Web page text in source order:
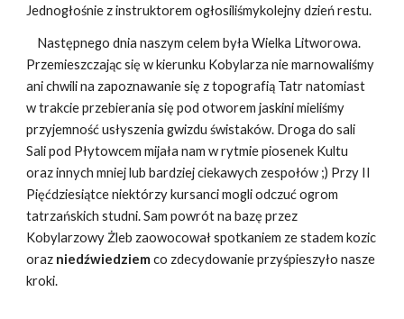
Jednogłośnie z instruktorem ogłosiliśmykolejny dzień restu.
Następnego dnia naszym celem była Wielka Litworowa.
Przemieszczając się w kierunku Kobylarza nie marnowaliśmy
ani chwili na zapoznawanie się z topografią Tatr natomiast
w trakcie przebierania się pod otworem jaskini mieliśmy
przyjemność usłyszenia gwizdu świstaków. Droga do sali
Sali pod Płytowcem mijała nam w rytmie piosenek Kultu
oraz innych mniej lub bardziej ciekawych zespołów ;­) Przy II
Pięćdziesiątce niektórzy kursanci mogli odczuć ogrom
tatrzańskich studni. Sam powrót na bazę przez
Kobylarzowy Żleb zaowocował spotkaniem ze stadem kozic
oraz niedźwiedziemco zdecydowanie przyśpieszyło nasze
kroki.